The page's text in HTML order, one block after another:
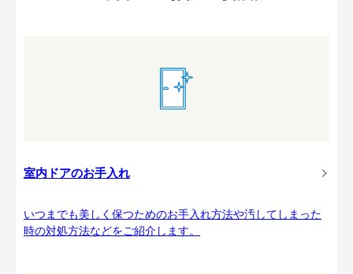
室内ドアのお手入れ
いつまでも美しく保つためのお手入れ方法や汚してしまった
時の対処方法などをご紹介します。